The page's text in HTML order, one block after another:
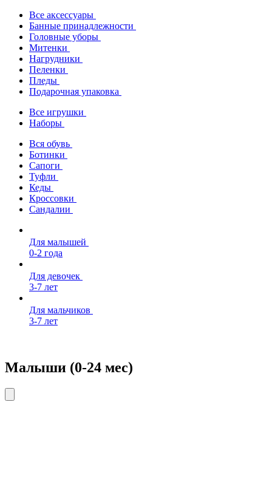
Все аксессуары
Банные принадлежности
Головные уборы
Митенки
Нагрудники
Пеленки
Пледы
Подарочная упаковка
Все игрушки
Наборы
Вся обувь
Ботинки
Сапоги
Туфли
Кеды
Кроссовки
Сандалии
Для малышей
0-2 года
Для девочек
3-7 лет
Для мальчиков
3-7 лет
Малыши (0-24 мес)